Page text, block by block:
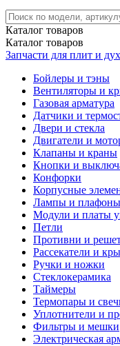
Каталог товаров
Каталог товаров
Запчасти для плит и
Бойлеры и тэны
Вентиляторы и
Газовая арматура
Датчики и
Двери и стекла
Двигатели и
Клапаны и краны
Кнопки и
Конфорки
Корпусные
Лампы и плафоны
Модули и платы
Петли
Противни и
Рассекатели и
Ручки и ножки
Стеклокерамика
Таймеры
Термопары и
Уплотнители и
Фильтры и мешки
Электрическая